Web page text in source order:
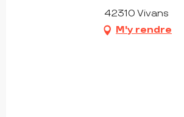
42310 Vivans
M'y rendre